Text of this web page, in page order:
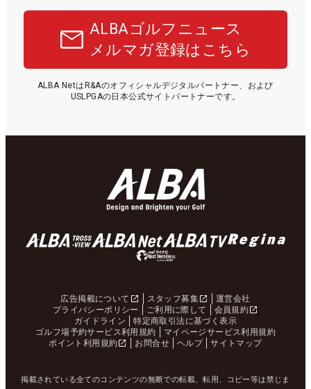
ALBAゴルフニュース
メルマガ登録はこちら
ALBA NetはR&Aのオフィシャルデジタルパートナー、および
USLPGAの日本公式サイトパートナーです。
広告掲載について スタッフ募集
運営会社
プライバシーポリシー
ご利用に際して
会員規約
ガイドライン
特定商取引法に基づく表示
ゴルフ場予約サービス利用規約
マイページサービス利用規約
ポイント利用規約
お問合せ ヘルプ サイトマップ
掲載されている全てのコンテンツの無断での転載、転用、コピー等は禁じま